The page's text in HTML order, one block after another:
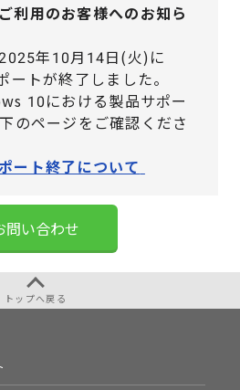
用のお客様へのお知ら
年10月14日(火)に
トが終了しました。
10における製品サポー
のページをご確認くださ
ート終了について
問い合わせ
トップへ戻る